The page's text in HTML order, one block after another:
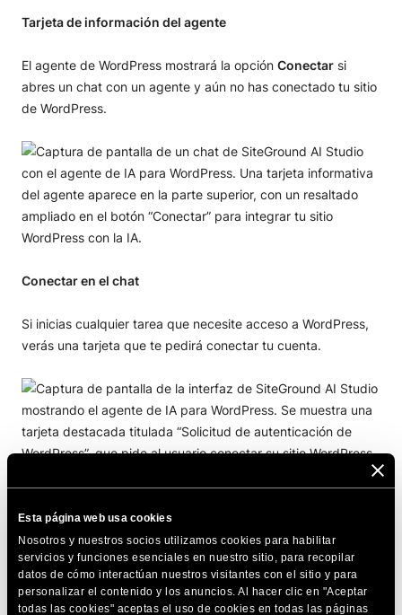
Esta página web usa cookies
Nosotros y nuestros socios utilizamos cookies para habilitar
servicios y funciones esenciales en nuestro sitio, para recopilar
datos de cómo interactúan nuestros visitantes con el sitio y para
personalizar el contenido y los anuncios. Al hacer clic en "Aceptar
todas las cookies" aceptas el uso de cookies en todas las páginas
Tarjeta de información del agente
El agente de WordPress mostrará la opción Conectar si
abres un chat con un agente y aún no has conectado tu sitio
de WordPress.
Conectar en el chat
Si inicias cualquier tarea que necesite acceso a WordPress,
verás una tarjeta que te pedirá conectar tu cuenta.
Screenshot